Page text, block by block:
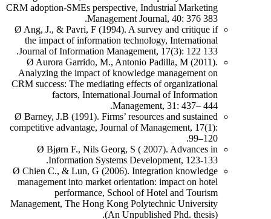
CRM adoption-SMEs perspective, Industrial Marketing
Management Journal, 40: 376 383.
Ø Ang, J., & Pavri, F (1994). A survey and critique if
the impact of information technology, International
Journal of Information Management, 17(3): 122 133.
Ø Aurora Garrido, M., Antonio Padilla, M (2011).
Analyzing the impact of knowledge management on
CRM success: The mediating effects of organizational
factors, International Journal of Information
Management, 31: 437– 444.
Ø Barney, J.B (1991). Firms’ resources and sustained
competitive advantage, Journal of Management, 17(1):
99–120.
Ø Bjørn F., Nils Georg, S ( 2007). Advances in
Information Systems Development, 123-133.
Ø Chien C., & Lun, G (2006). Integration knowledge
management into market orientation: impact on hotel
performance, School of Hotel and Tourism
Management, The Hong Kong Polytechnic University
(An Unpublished Phd. thesis).